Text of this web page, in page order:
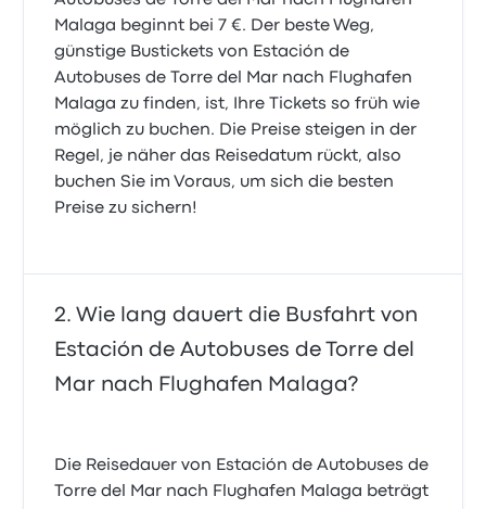
Malaga beginnt bei 7 €. Der beste Weg,
günstige Bustickets von Estación de
Autobuses de Torre del Mar nach Flughafen
Malaga zu finden, ist, Ihre Tickets so früh wie
möglich zu buchen. Die Preise steigen in der
Regel, je näher das Reisedatum rückt, also
buchen Sie im Voraus, um sich die besten
Preise zu sichern!
Wie lang dauert die Busfahrt von
Estación de Autobuses de Torre del
Mar nach Flughafen Malaga?
Die Reisedauer von Estación de Autobuses de
Torre del Mar nach Flughafen Malaga beträgt